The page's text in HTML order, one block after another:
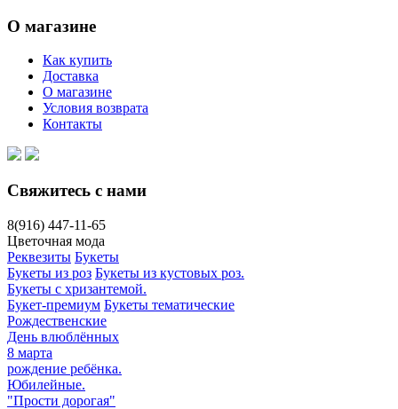
О магазине
Как купить
Доставка
О магазине
Условия возврата
Контакты
Свяжитесь с нами
8(916) 447-11-65
Цветочная мода
Реквезиты Букеты
Букеты из роз Букеты из кустовых роз.
Букеты с хризантемой.
Букет-премиум Букеты тематические
Рождественские
День влюблённых
8 марта
рождение ребёнка.
Юбилейные.
"Прости дорогая"